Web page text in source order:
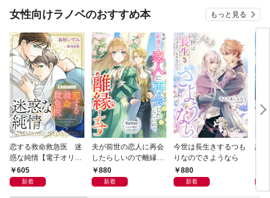
女性向けラノベのおすすめ本 もっと見る
恋する救命救急医 迷
惑な純情【電子オリジ
ナル】
605
新着
夫が前世の恋人に再会
したらしいので離縁し
ます880
新着
今世は長生きするつも
りなのでさようなら
880
新着
話
で